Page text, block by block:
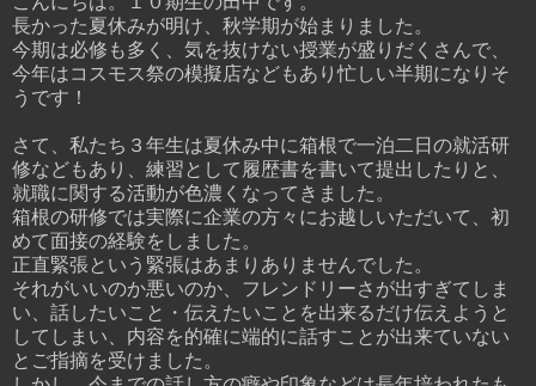
長かった夏休みが明け、秋学期が始まりました。
今期は必修も多く、気を抜けない授業が盛りだくさんで、
今年はコスモス祭の模擬店などもあり忙しい半期になりそ
うです！
さて、私たち３年生は夏休み中に箱根で一泊二日の就活研
修などもあり、練習として履歴書を書いて提出したりと、
就職に関する活動が色濃くなってきました。
箱根の研修では実際に企業の方々にお越しいただいて、初
めて面接の経験をしました。
正直緊張という緊張はあまりありませんでした。
それがいいのか悪いのか、フレンドリーさが出すぎてしま
い、話したいこと・伝えたいことを出来るだけ伝えようと
してしまい、内容を的確に端的に話すことが出来ていない
とご指摘を受けました。